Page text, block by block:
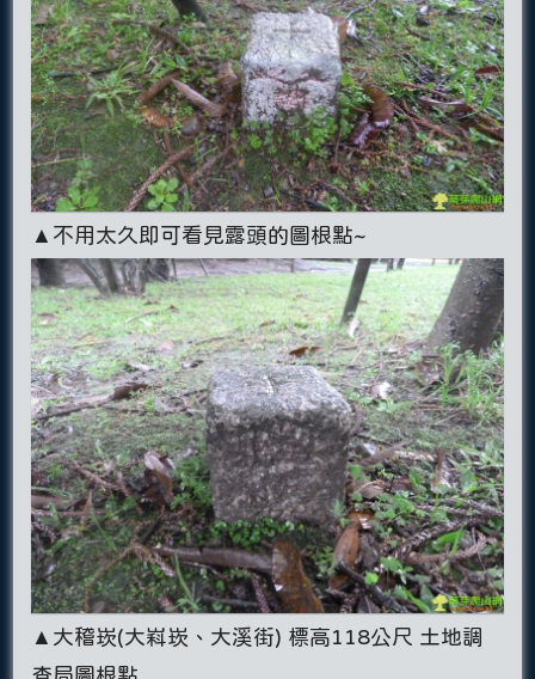
▲不用太久即可看見露頭的圖根點~
▲大稽崁(大嵙崁、大溪街) 標高118公尺 土地調
查局圖根點